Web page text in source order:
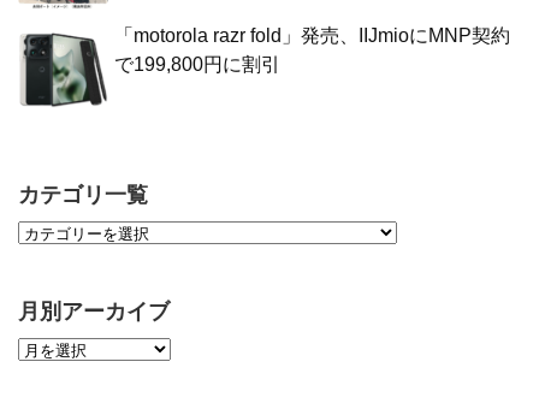
「motorola razr fold」発売、IIJmioにMNP契約
で199,800円に割引
カテゴリ一覧
月別アーカイブ